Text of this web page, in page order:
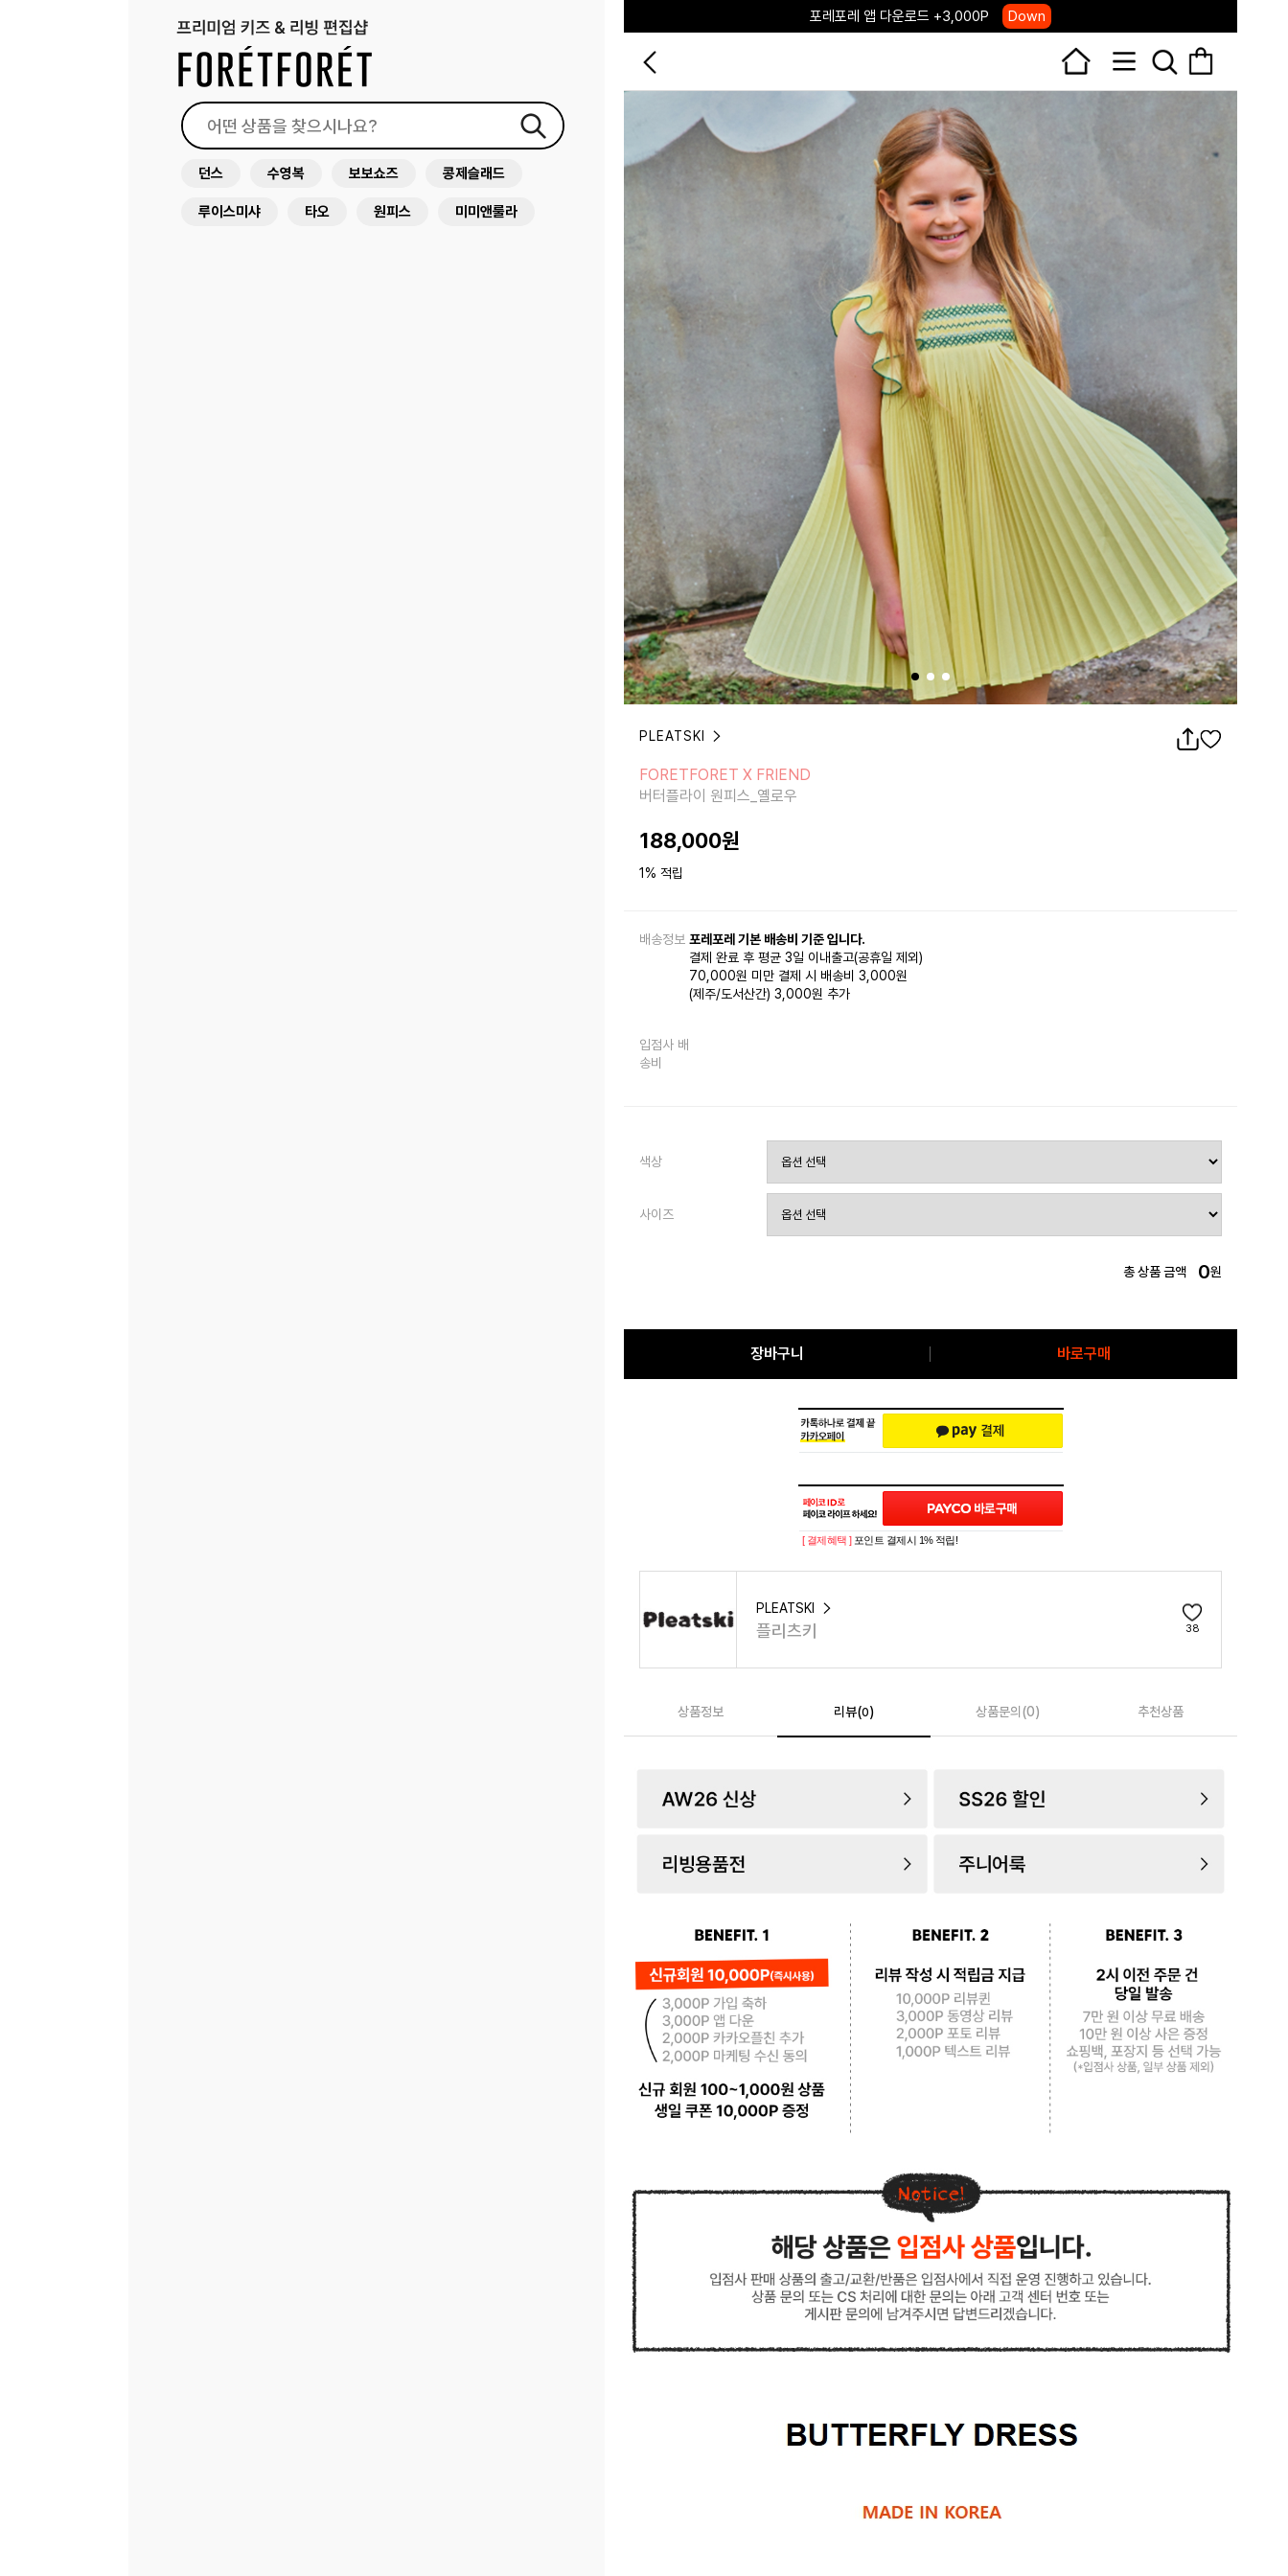
포레포레 앱 다운로드 +3,000P Down
Click
PLEATSKI
버터플라이 원피스_옐로우
FORETFORET X FRIEND
버터플라이 원피스_옐로우
188,000원
1% 적립
배송정보 포레포레 기본 배송비 기준 입니다.
결제 완료 후 평균 3일 이내출고(공휴일 제외)
70,000원 미만 결제 시 배송비 3,000원
(제주/도서산간) 3,000원 추가
입점사 배
송비
색상
사이즈
총 상품 금액 0원
장바구니 바로구매
페이코 ID로 페
PAYCO 바로구매
[ 결제혜택 ] 포인트 결제시 1% 적립!
PLEATSKI
플리츠키 38
상품정보 리뷰(0) 상품문의(0) 추천상품
던스 수영복 보보쇼즈 콩제슬래드
루이스미샤 타오 원피스 미미앤룰라